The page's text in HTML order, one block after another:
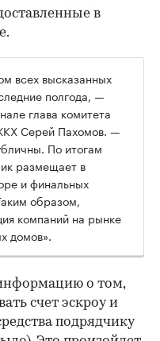
в
всех высказанных
полгода, —
глава комитета
Серей Пахомов. —
По итогам
размещает в
и финальных
образом,
компаний на рынке
домов».
о том,
счет эскроу и
подрядчику